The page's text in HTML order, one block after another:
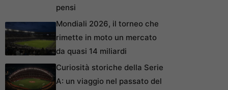
pensi
Mondiali 2026, il torneo che
rimette in moto un mercato
da quasi 14 miliardi
Curiosità storiche della Serie
A: un viaggio nel passato del